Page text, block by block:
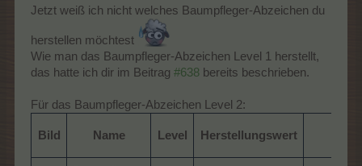
Jetzt weiß ich nicht welches Baumpfleger-Abzeichen du
herstellen möchtest
Wie man das Baumpfleger-Abzeichen Level 1 herstellt,
das hatte ich dir im Beitrag #638 bereits beschrieben.
Für das Baumpfleger-Abzeichen Level 2:
Bild Name Level Herstellungswert